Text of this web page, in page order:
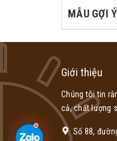
MẪU GỢI Ý
Giới thiệu
Chúng tôi tin
cả, chất lượng
Số 88,